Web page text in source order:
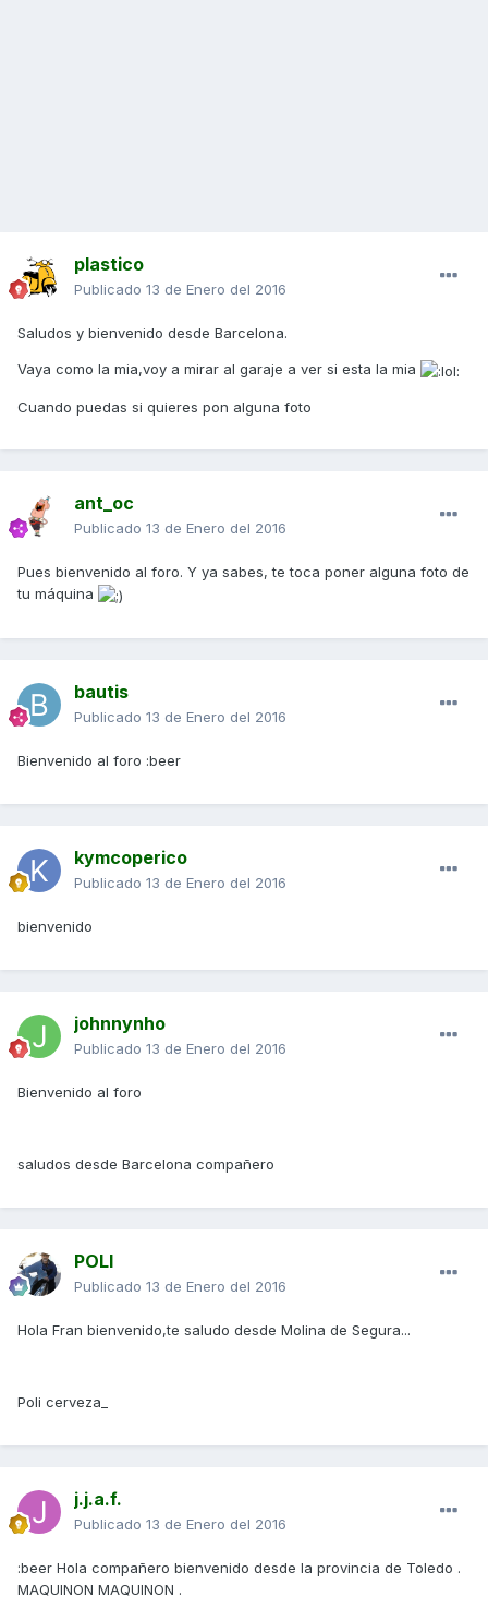
plastico
Publicado 13 de Enero del 2016
Saludos y bienvenido desde Barcelona.
Vaya como la mia,voy a mirar al garaje a ver si esta la mia
Cuando puedas si quieres pon alguna foto
ant_oc
Publicado 13 de Enero del 2016
Pues bienvenido al foro. Y ya sabes, te toca poner alguna foto de
tu máquina
bautis
Publicado 13 de Enero del 2016
Bienvenido al foro :beer
kymcoperico
Publicado 13 de Enero del 2016
bienvenido
johnnynho
Publicado 13 de Enero del 2016
Bienvenido al foro
saludos desde Barcelona compañero
POLI
Publicado 13 de Enero del 2016
Hola Fran bienvenido,te saludo desde Molina de Segura...
Poli cerveza_
j.j.a.f.
Publicado 13 de Enero del 2016
:beer Hola compañero bienvenido desde la provincia de Toledo .
MAQUINON MAQUINON .